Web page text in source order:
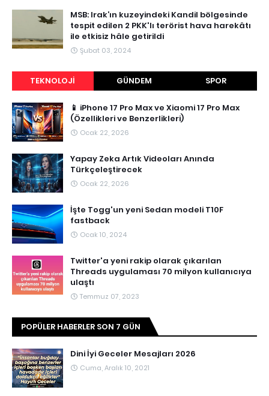
MSB: Irak’ın kuzeyindeki Kandil bölgesinde
tespit edilen 2 PKK'lı terörist hava harekâtı
ile etkisiz hâle getirildi
Şubat 03, 2024
TEKNOLOJI GÜNDEM SPOR
📱 iPhone 17 Pro Max ve Xiaomi 17 Pro Max
(Özellikleri ve Benzerlikleri)
Ocak 22, 2026
Yapay Zeka Artık Videoları Anında
Türkçeleştirecek
Ocak 22, 2026
İşte Togg'un yeni Sedan modeli T10F
fastback
Ocak 10, 2024
Twitter'a yeni rakip olarak çıkarılan
Threads uygulaması 70 milyon kullanıcıya
ulaştı
Temmuz 07, 2023
POPÜLER HABERLER SON 7 GÜN
Dini İyi Geceler Mesajları 2026
Cuma, Aralık 10, 2021